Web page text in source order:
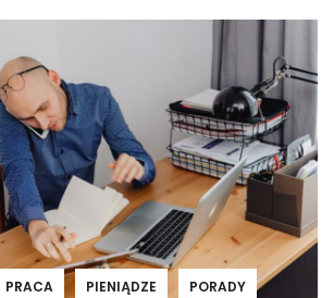
PRACA PIENIĄDZE PORADY